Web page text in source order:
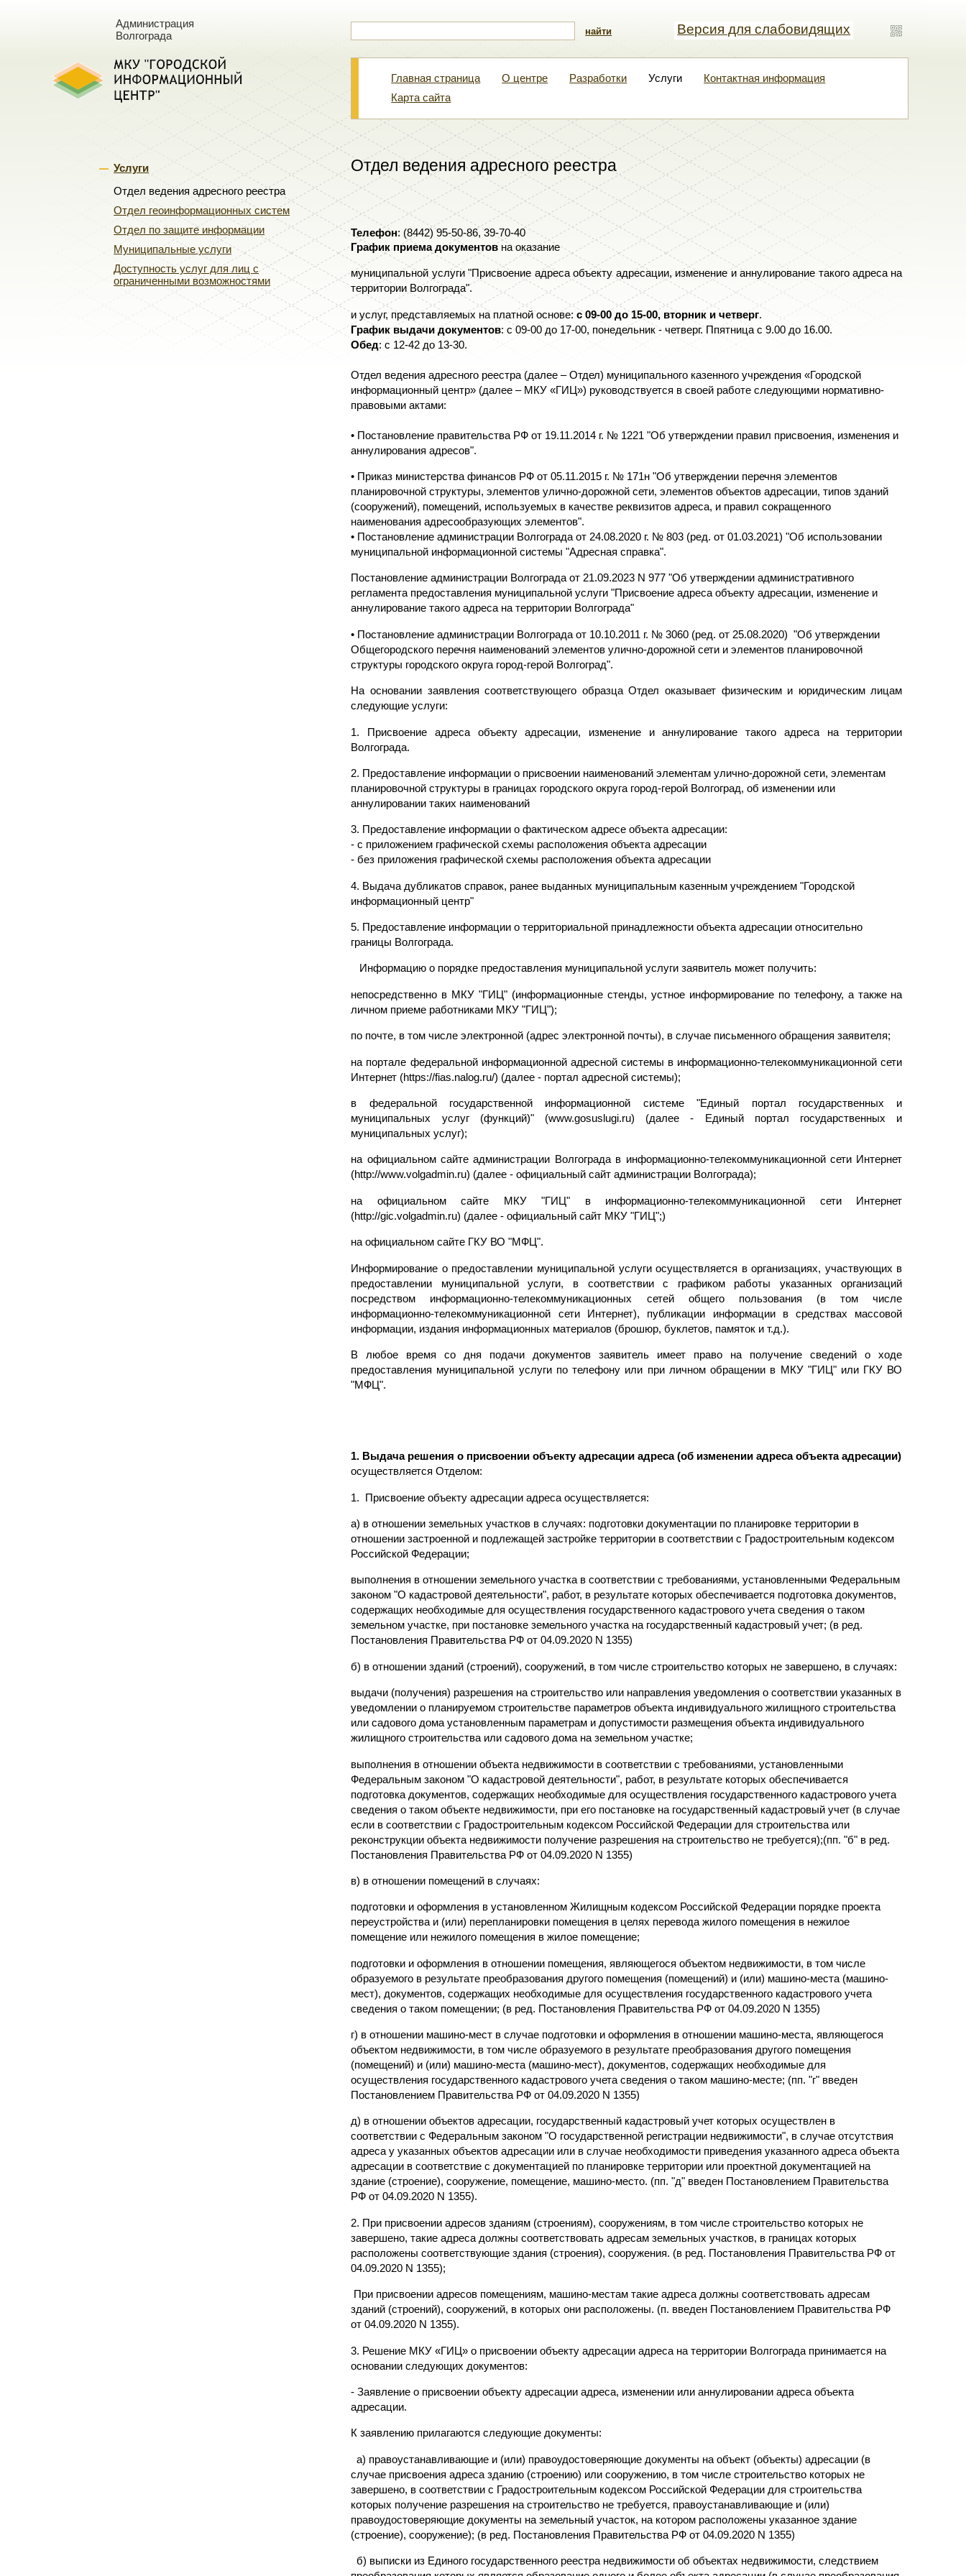
Администрация
Волгограда
найти
Версия для слабовидящих
Версия для слабовидящих
Обычная версия
Главная страница О центре Разработки Услуги
Контактная информация
Карта сайта
Услуги
Отдел ведения адресного реестра
Отдел геоинформационных систем
Отдел по защите информации
Муниципальные услуги
Доступность услуг для лиц с
ограниченными возможностями
Отдел ведения адресного реестра
Телефон: (8442) 95-50-86, 39-70-40
График приема документов на оказание
муниципальной услуги "Присвоение адреса объекту адресации, изменение и аннулирование такого адреса на
территории Волгограда".
и услуг, представляемых на платной основе:с 09-00 до 15-00, вторник и четверг.
График выдачи документов: с 09-00 до 17-00, понедельник - четверг. Ппятница с 9.00 до 16.00.
Обед: с 12-42 до 13-30.
Отдел ведения адресного реестра (далее – Отдел) муниципального казенного учреждения «Городской
информационный центр» (далее – МКУ «ГИЦ») руководствуется в своей работе следующими нормативно-
правовыми актами:
• Постановление правительства РФ от 19.11.2014 г. № 1221 "Об утверждении правил присвоения, изменения и
аннулирования адресов".
• Приказ министерства финансов РФ от 05.11.2015 г. № 171н "Об утверждении перечня элементов
планировочной структуры, элементов улично-дорожной сети, элементов объектов адресации, типов зданий
(сооружений), помещений, используемых в качестве реквизитов адреса, и правил сокращенного
наименования адресообразующих элементов".
• Постановление администрации Волгограда от 24.08.2020 г. № 803 (ред. от 01.03.2021) "Об использовании
муниципальной информационной системы "Адресная справка".
Постановление администрации Волгограда от 21.09.2023 N 977 "Об утверждении административного
регламента предоставления муниципальной услуги "Присвоение адреса объекту адресации, изменение и
аннулирование такого адреса на территории Волгограда"
• Постановление администрации Волгограда от 10.10.2011 г. № 3060 (ред. от 25.08.2020) "Об утверждении
Общегородского перечня наименований элементов улично-дорожной сети и элементов планировочной
структуры городского округа город-герой Волгоград".
На основании заявления соответствующего образца Отдел оказывает физическим и юридическим лицам
следующие услуги:
1. Присвоение адреса объекту адресации, изменение и аннулирование такого адреса на территории
Волгограда.
2. Предоставление информации о присвоении наименований элементам улично-дорожной сети, элементам
планировочной структуры в границах городского округа город-герой Волгоград, об изменении или
аннулировании таких наименований
3. Предоставление информации о фактическом адресе объекта адресации:
- с приложением графической схемы расположения объекта адресации
- без приложения графической схемы расположения объекта адресации
4. Выдача дубликатов справок, ранее выданных муниципальным казенным учреждением "Городской
информационный центр"
5. Предоставление информации о территориальной принадлежности объекта адресации относительно
границы Волгограда.
Информацию о порядке предоставления муниципальной услуги заявитель может получить:
непосредственно в МКУ "ГИЦ" (информационные стенды, устное информирование по телефону, а также на
личном приеме работниками МКУ "ГИЦ");
по почте, в том числе электронной (адрес электронной почты), в случае письменного обращения заявителя;
на портале федеральной информационной адресной системы в информационно-телекоммуникационной сети
Интернет (https://fias.nalog.ru/) (далее - портал адресной системы);
в федеральной государственной информационной системе "Единый портал государственных и
муниципальных услуг (функций)" (www.gosuslugi.ru) (далее - Единый портал государственных и
муниципальных услуг);
на официальном сайте администрации Волгограда в информационно-телекоммуникационной сети Интернет
(http://www.volgadmin.ru) (далее - официальный сайт администрации Волгограда);
на официальном сайте МКУ "ГИЦ" в информационно-телекоммуникационной сети Интернет
(http://gic.volgadmin.ru) (далее - официальный сайт МКУ "ГИЦ";)
на официальном сайте ГКУ ВО "МФЦ".
Информирование о предоставлении муниципальной услуги осуществляется в организациях, участвующих в
предоставлении муниципальной услуги, в соответствии с графиком работы указанных организаций
посредством информационно-телекоммуникационных сетей общего пользования (в том числе
информационно-телекоммуникационной сети Интернет), публикации информации в средствах массовой
информации, издания информационных материалов (брошюр, буклетов, памяток и т.д.).
В любое время со дня подачи документов заявитель имеет право на получение сведений о ходе
предоставления муниципальной услуги по телефону или при личном обращении в МКУ "ГИЦ" или ГКУ ВО
"МФЦ".
1. Выдача решения о присвоении объекту адресации адреса (об изменении адреса объекта адресации)
осуществляется Отделом:
1. Присвоение объекту адресации адреса осуществляется:
а) в отношении земельных участков в случаях: подготовки документации по планировке территории в
отношении застроенной и подлежащей застройке территории в соответствии с Градостроительным кодексом
Российской Федерации;
выполнения в отношении земельного участка в соответствии с требованиями, установленными Федеральным
законом "О кадастровой деятельности", работ, в результате которых обеспечивается подготовка документов,
содержащих необходимые для осуществления государственного кадастрового учета сведения о таком
земельном участке, при постановке земельного участка на государственный кадастровый учет; (в ред.
Постановления Правительства РФ от 04.09.2020 N 1355)
б) в отношении зданий (строений), сооружений, в том числе строительство которых не завершено, в случаях:
выдачи (получения) разрешения на строительство или направления уведомления о соответствии указанных в
уведомлении о планируемом строительстве параметров объекта индивидуального жилищного строительства
или садового дома установленным параметрам и допустимости размещения объекта индивидуального
жилищного строительства или садового дома на земельном участке;
выполнения в отношении объекта недвижимости в соответствии с требованиями, установленными
Федеральным законом "О кадастровой деятельности", работ, в результате которых обеспечивается
подготовка документов, содержащих необходимые для осуществления государственного кадастрового учета
сведения о таком объекте недвижимости, при его постановке на государственный кадастровый учет (в случае
если в соответствии с Градостроительным кодексом Российской Федерации для строительства или
реконструкции объекта недвижимости получение разрешения на строительство не требуется);(пп. "б" в ред.
Постановления Правительства РФ от 04.09.2020 N 1355)
в) в отношении помещений в случаях:
подготовки и оформления в установленном Жилищным кодексом Российской Федерации порядке проекта
переустройства и (или) перепланировки помещения в целях перевода жилого помещения в нежилое
помещение или нежилого помещения в жилое помещение;
подготовки и оформления в отношении помещения, являющегося объектом недвижимости, в том числе
образуемого в результате преобразования другого помещения (помещений) и (или) машино-места (машино-
мест), документов, содержащих необходимые для осуществления государственного кадастрового учета
сведения о таком помещении; (в ред. Постановления Правительства РФ от 04.09.2020 N 1355)
г) в отношении машино-мест в случае подготовки и оформления в отношении машино-места, являющегося
объектом недвижимости, в том числе образуемого в результате преобразования другого помещения
(помещений) и (или) машино-места (машино-мест), документов, содержащих необходимые для
осуществления государственного кадастрового учета сведения о таком машино-месте; (пп. "г" введен
Постановлением Правительства РФ от 04.09.2020 N 1355)
д) в отношении объектов адресации, государственный кадастровый учет которых осуществлен в
соответствии с Федеральным законом "О государственной регистрации недвижимости", в случае отсутствия
адреса у указанных объектов адресации или в случае необходимости приведения указанного адреса объекта
адресации в соответствие с документацией по планировке территории или проектной документацией на
здание (строение), сооружение, помещение, машино-место. (пп. "д" введен Постановлением Правительства
РФ от 04.09.2020 N 1355).
2. При присвоении адресов зданиям (строениям), сооружениям, в том числе строительство которых не
завершено, такие адреса должны соответствовать адресам земельных участков, в границах которых
расположены соответствующие здания (строения), сооружения. (в ред. Постановления Правительства РФ от
04.09.2020 N 1355);
При присвоении адресов помещениям, машино-местам такие адреса должны соответствовать адресам
зданий (строений), сооружений, в которых они расположены. (п. введен Постановлением Правительства РФ
от 04.09.2020 N 1355).
3. Решение МКУ «ГИЦ» о присвоении объекту адресации адреса на территории Волгограда принимается на
основании следующих документов:
- Заявление о присвоении объекту адресации адреса, изменении или аннулировании адреса объекта
адресации.
К заявлению прилагаются следующие документы:
а) правоустанавливающие и (или) правоудостоверяющие документы на объект (объекты) адресации (в
случае присвоения адреса зданию (строению) или сооружению, в том числе строительство которых не
завершено, в соответствии с Градостроительным кодексом Российской Федерации для строительства
которых получение разрешения на строительство не требуется, правоустанавливающие и (или)
правоудостоверяющие документы на земельный участок, на котором расположены указанное здание
(строение), сооружение); (в ред. Постановления Правительства РФ от 04.09.2020 N 1355)
б) выписки из Единого государственного реестра недвижимости об объектах недвижимости, следствием